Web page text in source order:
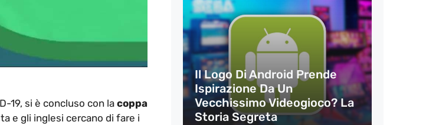
19, si è concluso con la coppa
e gli inglesi cercano di fare i
Il Logo Di Android Prende
Ispirazione Da Un
Vecchissimo Videogioco? La
Storia Segreta